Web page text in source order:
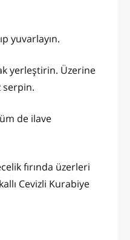
yuvarlayın.
yerleştirin. Üzerine
serpin.
de ilave
fırında üzerleri
Cevizli Kurabiye